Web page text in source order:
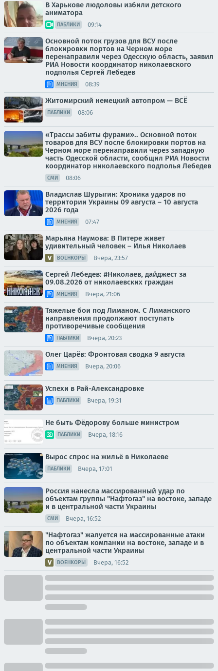
В Харькове людоловы избили детского
аниматора
ПАБЛИКИ 09:14
Основной поток грузов для ВСУ после
блокировки портов на Черном море
перенаправили через Одесскую область, заявил
РИА Новости координатор николаевского
подполья Сергей Лебедев
МНЕНИЯ 08:39
Житомирский немецкий автопром — ВСЁ
ПАБЛИКИ 08:06
«Трассы забиты фурами».. Основной поток
товаров для ВСУ после блокировки портов на
Черном море перенаправили через западную
часть Одесской области, сообщил РИА Новости
координатор николаевского подполья Лебедев
СМИ 08:06
Владислав Шурыгин: Хроника ударов по
территории Украины 09 августа – 10 августа
2026 года
МНЕНИЯ 07:47
Марьяна Наумова: В Питере живет
удивительный человек – Илья Николаев
ВОЕНКОРЫ Вчера, 23:57
Сергей Лебедев: #Николаев, дайджест за
09.08.2026 от николаевских граждан
МНЕНИЯ Вчера, 21:06
Тяжелые бои под Лиманом. С Лиманского
направления продолжают поступать
противоречивые сообщения
ПАБЛИКИ Вчера, 20:23
Олег Царёв: Фронтовая сводка 9 августа
МНЕНИЯ Вчера, 20:06
Успехи в Рай-Александровке
ПАБЛИКИ Вчера, 19:31
Не быть Фёдорову больше министром
ПАБЛИКИ Вчера, 18:16
Вырос спрос на жильё в Николаеве
ПАБЛИКИ Вчера, 17:01
Россия нанесла массированный удар по
объектам группы "Нафтогаз" на востоке, западе
и в центральной части Украины
СМИ Вчера, 16:52
"Нафтогаз" жалуется на массированные атаки
по объектам компании на востоке, западе и в
центральной части Украины
ВОЕНКОРЫ Вчера, 16:52